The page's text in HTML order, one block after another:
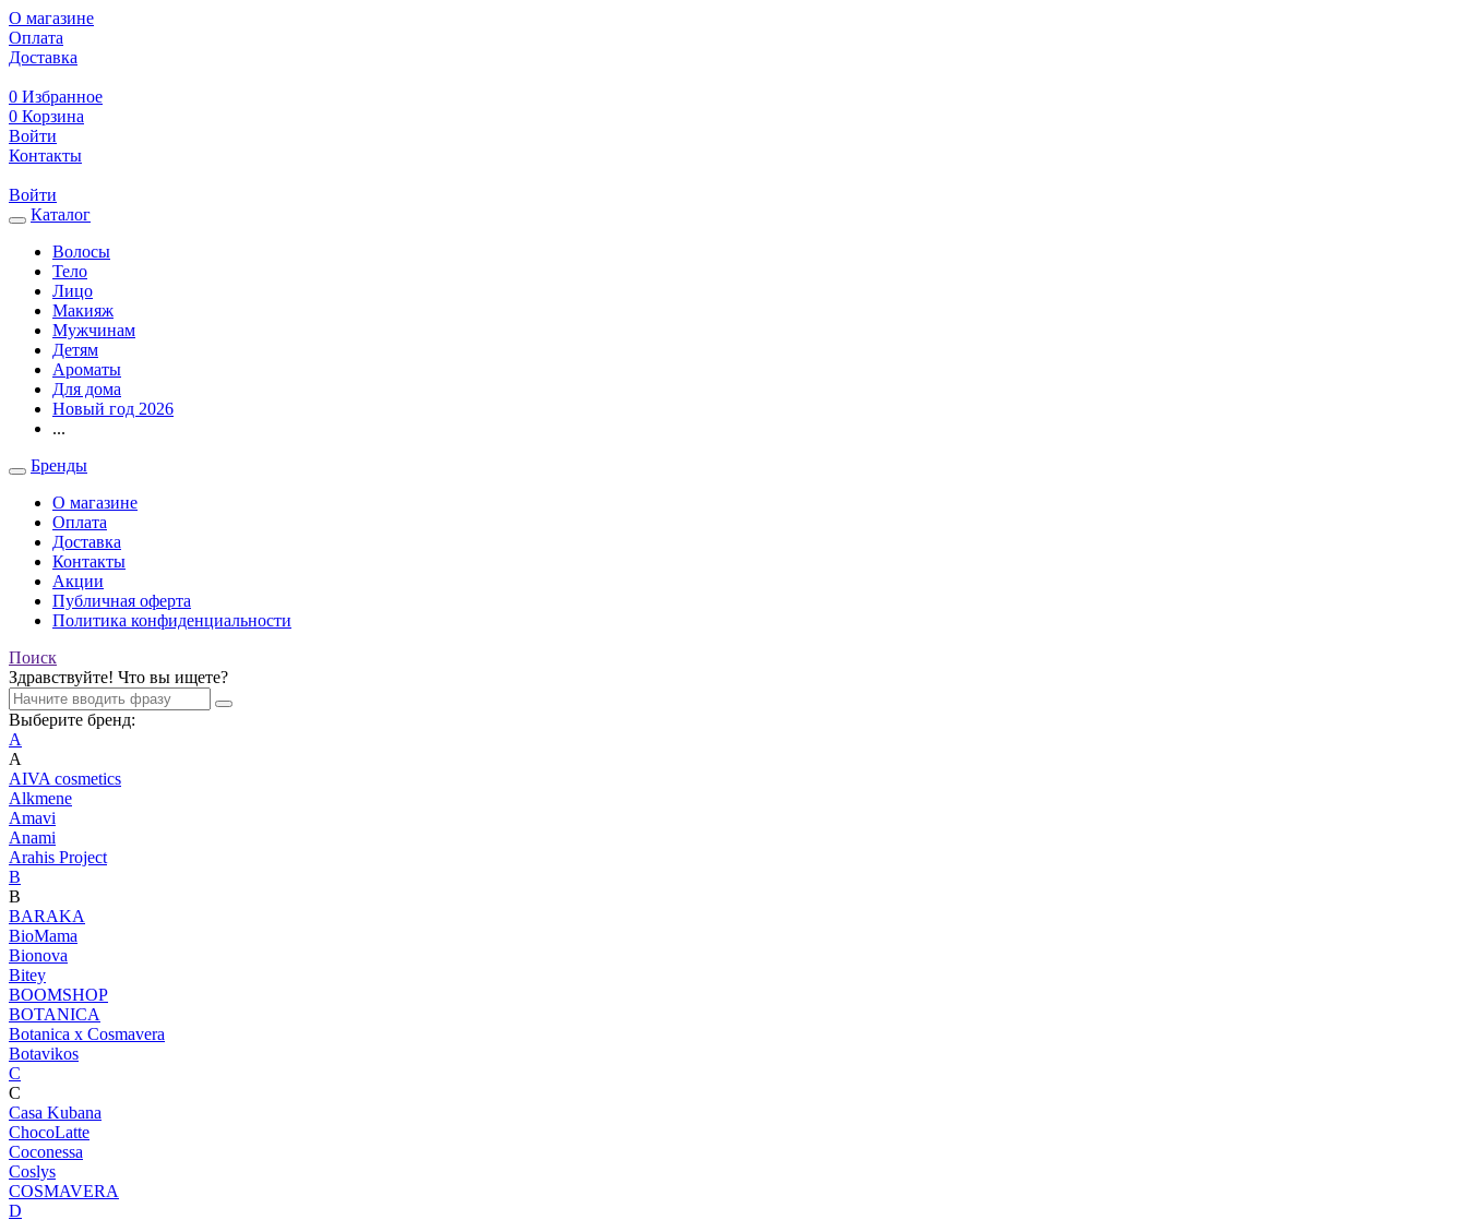
О магазине
Оплата
Доставка
0 Избранное
0 Корзина
Войти
Контакты
Войти
Каталог
Волосы
Тело
Лицо
Макияж
Мужчинам
Детям
Ароматы
Для дома
Новый год 2026
...
Бренды
О магазине
Оплата
Доставка
Контакты
Акции
Публичная оферта
Политика конфиденциальности
Поиск
Здравствуйте! Что вы ищете?
Выберите бренд:
A
A
AIVA cosmetics
Alkmene
Amavi
Anami
Arahis Project
B
B
BARAKA
BioMama
Bionova
Bitey
BOOMSHOP
BOTANICA
Botanica х Cosmavera
Botavikos
C
C
Casa Kubana
ChocoLatte
Coconessa
Coslys
COSMAVERA
D